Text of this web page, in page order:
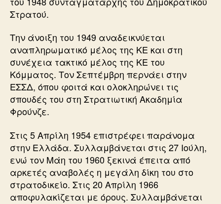
Στρατού.
Την άνοιξη του 1949 αναδεικνύεται
αναπληρωματικό μέλος της ΚΕ και στη
συνέχεια τακτικό μέλος της ΚΕ του
Κόμματος. Τον Σεπτέμβρη περνάει στην
ΕΣΣΔ, όπου φοιτά και ολοκληρώνει τις
σπουδές του στη Στρατιωτική Ακαδημία
Φρούνζε.
Στις 5 Απρίλη 1954 επιστρέφει παράνομα
στην Ελλάδα. Συλλαμβάνεται στις 27 Ιούλη,
ενώ τον Μάη του 1960 ξεκινά έπειτα από
αρκετές αναβολές η μεγάλη δίκη του στο
στρατοδικείο. Στις 20 Απρίλη 1966
αποφυλακίζεται με όρους. Συλλαμβάνεται